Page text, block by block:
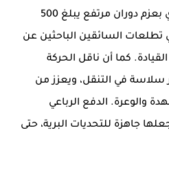
حصانًا، والثاني ديزل اقتصادي بعزم دوران مرتفع يبلغ 500
تطلعات السائقين الباحثين عن
كما أن ناقل الحركة
سرعات يوفّر سلاسة في التنقل، ويعزز من
والوعرة. الدفع الرباعي
جاهزة للتحديات البرية، حتى